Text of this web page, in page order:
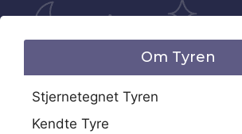
Om Tyren
Stjernetegnet Tyren
Kendte Tyre